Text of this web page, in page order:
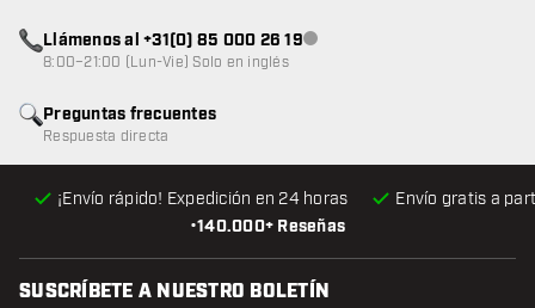
•140.000+ Reseñas
¡Envío rápido! Expedición en 24 horas Envío gratis a
Preguntas frecuentes
Respuesta directa
Llámenos al +31(0) 85 000 26 19Atención al cliente no disponible
8:00–21:00 (Lun-Vie) Solo en inglés
SUSCRÍBETE A NUESTRO BOLETÍN